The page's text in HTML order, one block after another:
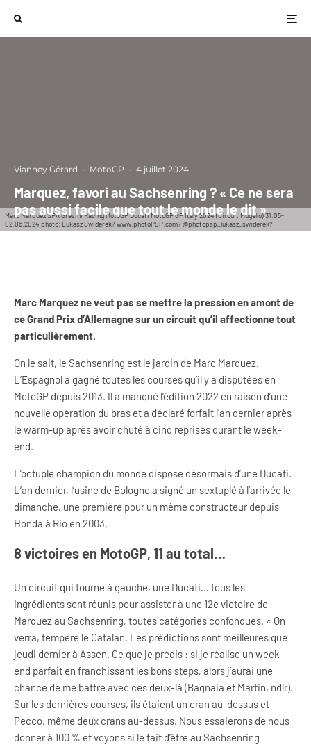
Marc Marquez SPA Gresini Racing MotoGP Ducati MotoGP GP Italy 2024 (Circuit Mugello) 31.05-
02.06.2024 photo: Lukasz Swiderek? www.photoPSP.com? @photopsp_lukasz_swiderek?
Vianney Gérard · MotoGP · 4 juillet 2024
Marquez, favori au Sachsenring ? « Ce ne sera
pas aussi facile que tout le monde le dit »
Marc Marquez ne veut pas se mettre la pression en amont de
ce Grand Prix d’Allemagne sur un circuit qu’il affectionne tout
particulièrement.
On le sait, le Sachsenring est le jardin de Marc Marquez.
L’Espagnol a gagné toutes les courses qu’il y a disputées en
MotoGP depuis 2013. Il a manqué l’édition 2022 en raison d’une
nouvelle opération du bras et a déclaré forfait l’an dernier après
le warm-up après avoir chuté à cinq reprises durant le week-
end.
L’octuple champion du monde dispose désormais d’une Ducati.
L’an dernier, l’usine de Bologne a signé un sextuplé à l’arrivée le
dimanche, une première pour un même constructeur depuis
Honda à Rio en 2003.
8 victoires en MotoGP, 11 au total…
Un circuit qui tourne à gauche, une Ducati… tous les
ingrédients sont réunis pour assister à une 12e victoire de
Marquez au Sachsenring, toutes catégories confondues. « On
verra, tempère le Catalan. Les prédictions sont meilleures que
jeudi dernier à Assen. Ce que je prédis : si je réalise un week-
end parfait en franchissant les bons steps, alors j’aurai une
chance de me battre avec ces deux-là (Bagnaia et Martin, ndlr).
Sur les dernières courses, ils étaient un cran au-dessus et
Pecco, même deux crans au-dessus. Nous essaierons de nous
donner à 100 % et voyons si le fait d’être au Sachsenring